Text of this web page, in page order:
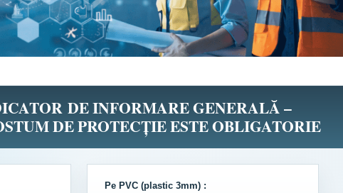
DE INFORMARE GENERALĂ –
DE PROTECȚIE ESTE OBLIGATORIE
Pe PVC (plastic 3mm) :